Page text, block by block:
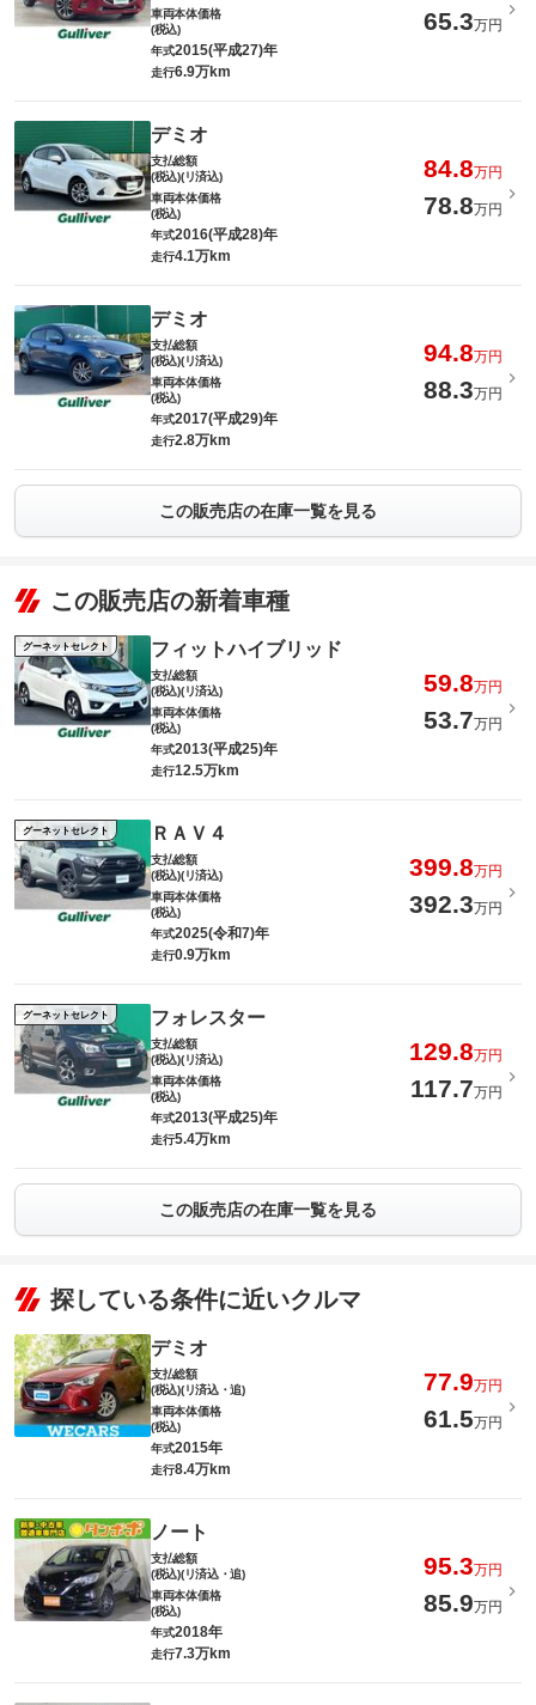
車両本体価格
(税込)
65.3万円
年式2015(平成27)年
走行6.9万km
デミオ
支払総額
(税込)(リ済込)
84.8万円
車両本体価格
(税込)
78.8万円
年式2016(平成28)年
走行4.1万km
デミオ
支払総額
(税込)(リ済込)
94.8万円
車両本体価格
(税込)
88.3万円
年式2017(平成29)年
走行2.8万km
この販売店の在庫一覧を見る
この販売店の新着車種
グーネットセレクト フィットハイブリッド
支払総額
(税込)(リ済込)
59.8万円
車両本体価格
(税込)
53.7万円
年式2013(平成25)年
走行12.5万km
グーネットセレクト ＲＡＶ４
支払総額
(税込)(リ済込)
399.8万円
車両本体価格
(税込)
392.3万円
年式2025(令和7)年
走行0.9万km
グーネットセレクト フォレスター
支払総額
(税込)(リ済込)
129.8万円
車両本体価格
(税込)
117.7万円
年式2013(平成25)年
走行5.4万km
この販売店の在庫一覧を見る
探している条件に近いクルマ
デミオ
支払総額
(税込)(リ済込・追)
77.9万円
車両本体価格
(税込)
61.5万円
年式2015年
走行8.4万km
ノート
支払総額
(税込)(リ済込・追)
95.3万円
車両本体価格
(税込)
85.9万円
年式2018年
走行7.3万km